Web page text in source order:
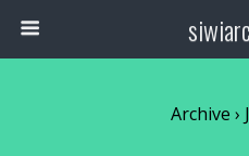
Archive ›